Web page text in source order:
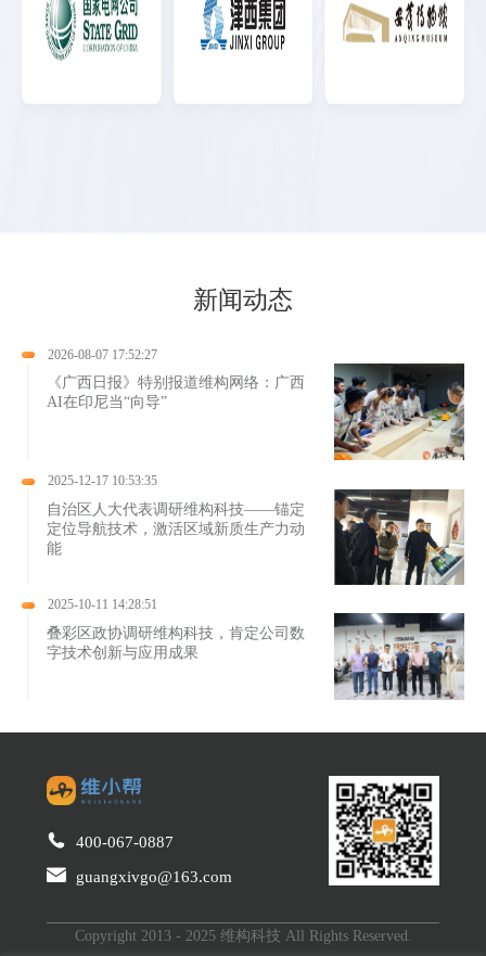
新闻动态
2026-08-07 17:52:27
《广西日报》特别报道维构网络：广西
AI在印尼当“向导”
2025-12-17 10:53:35
自治区人大代表调研维构科技——锚定
定位导航技术，激活区域新质生产力动
能
2025-10-11 14:28:51
叠彩区政协调研维构科技，肯定公司数
字技术创新与应用成果
400-067-0887
guangxivgo@163.com
Copyright 2013 - 2025 维构科技 All Rights Reserved.